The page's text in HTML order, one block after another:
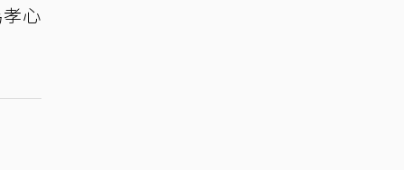
心